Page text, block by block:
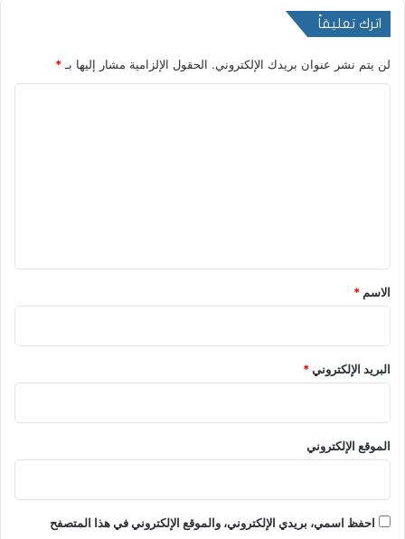
اترك تعليقاً
لن يتم نشر عنوان بريدك الإلكتروني. الحقول الإلزامية مشار إليها بـ*
*
الاسم *
البريد الإلكتروني*
الموقع الإلكتروني
احفظ اسمي، بريدي الإلكتروني، والموقع الإلكتروني في هذا المتصفح